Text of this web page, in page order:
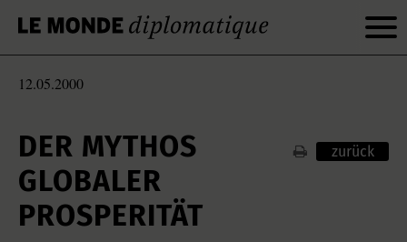
12.05.2000
DER MYTHOS
GLOBALER
PROSPERITÄT
zurück